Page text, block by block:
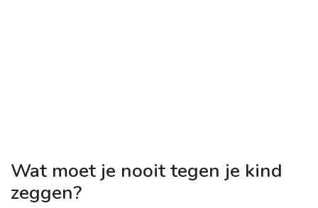
Wat moet je nooit tegen je kind
zeggen?